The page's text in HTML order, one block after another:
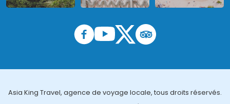
Asia King Travel, agence de voyage locale, tous droits réservés.